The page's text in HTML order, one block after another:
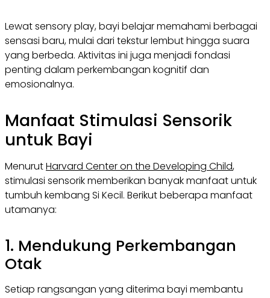
Lewat sensory play, bayi belajar memahami berbagai
sensasi baru, mulai dari tekstur lembut hingga suara
yang berbeda. Aktivitas ini juga menjadi fondasi
penting dalam perkembangan kognitif dan
emosionalnya.
Manfaat Stimulasi Sensorik
untuk Bayi
MenurutHarvard Center on the Developing Child,
stimulasi sensorik memberikan banyak manfaat untuk
tumbuh kembang Si Kecil. Berikut beberapa manfaat
utamanya:
1. Mendukung Perkembangan
Otak
Setiap rangsangan yang diterima bayi membantu